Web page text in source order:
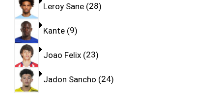
Leroy Sane 28
Kante 9
Joao Felix 23
Jadon Sancho 24